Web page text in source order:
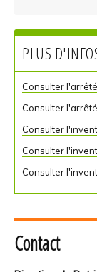
PLUS
Consulter
Consulter
Consulter
Consulter
Consulter
Contact